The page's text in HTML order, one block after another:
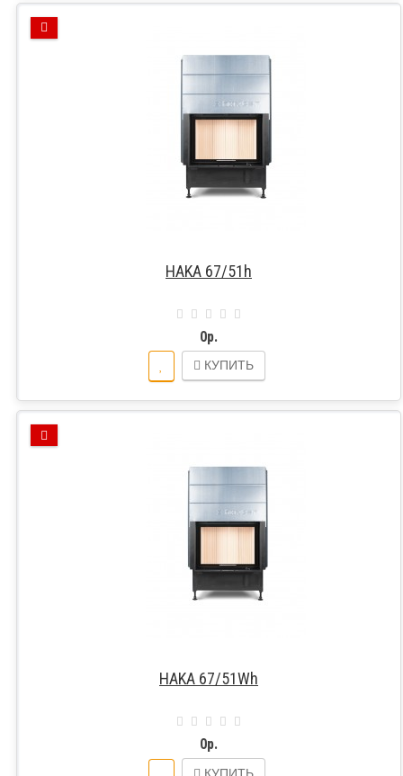
HAKA 67/51h
0р.
КУПИТЬ
HAKA 67/51Wh
0р.
КУПИТЬ